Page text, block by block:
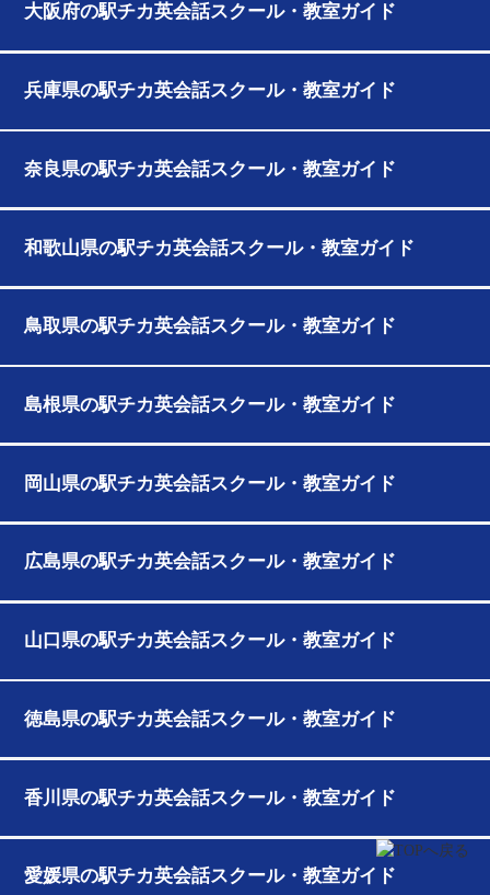
大阪府の駅チカ英会話スクール・教室ガイド
兵庫県の駅チカ英会話スクール・教室ガイド
奈良県の駅チカ英会話スクール・教室ガイド
和歌山県の駅チカ英会話スクール・教室ガイド
鳥取県の駅チカ英会話スクール・教室ガイド
島根県の駅チカ英会話スクール・教室ガイド
岡山県の駅チカ英会話スクール・教室ガイド
広島県の駅チカ英会話スクール・教室ガイド
山口県の駅チカ英会話スクール・教室ガイド
徳島県の駅チカ英会話スクール・教室ガイド
香川県の駅チカ英会話スクール・教室ガイド
愛媛県の駅チカ英会話スクール・教室ガイド